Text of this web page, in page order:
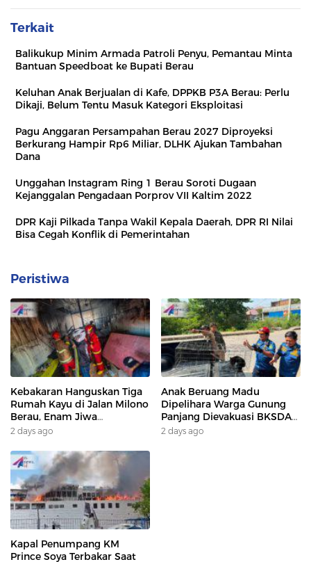
Terkait
Balikukup Minim Armada Patroli Penyu, Pemantau Minta
Bantuan Speedboat ke Bupati Berau
Keluhan Anak Berjualan di Kafe, DPPKB P3A Berau: Perlu
Dikaji, Belum Tentu Masuk Kategori Eksploitasi
Pagu Anggaran Persampahan Berau 2027 Diproyeksi
Berkurang Hampir Rp6 Miliar, DLHK Ajukan Tambahan
Dana
Unggahan Instagram Ring 1 Berau Soroti Dugaan
Kejanggalan Pengadaan Porprov VII Kaltim 2022
DPR Kaji Pilkada Tanpa Wakil Kepala Daerah, DPR RI Nilai
Bisa Cegah Konflik di Pemerintahan
Peristiwa
Kebakaran Hanguskan Tiga
Rumah Kayu di Jalan Milono
Berau, Enam Jiwa
Terdampak
2 days ago
Anak Beruang Madu
Dipelihara Warga Gunung
Panjang Dievakuasi BKSDA
Dan DAMKAR
2 days ago
Kapal Penumpang KM
Prince Soya Terbakar Saat